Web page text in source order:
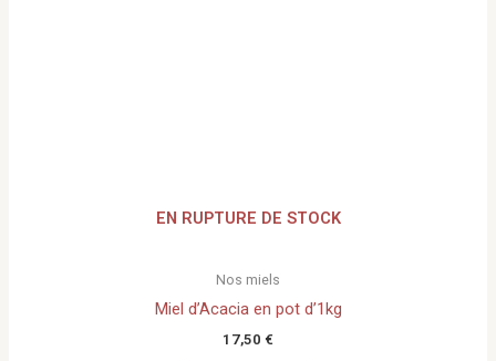
EN RUPTURE DE STOCK
Nos miels
Miel d’Acacia en pot d’1kg
17,50 €